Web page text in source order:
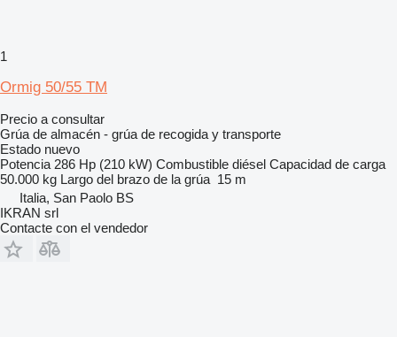
1
Ormig 50/55 TM
Precio a consultar
Grúa de almacén - grúa de recogida y transporte
Estado nuevo
Potencia 286 Hp (210 kW) Combustible diésel Capacidad de carga
50.000 kg Largo del brazo de la grúa 15 m
Italia, San Paolo BS
IKRAN srl
Contacte con el vendedor